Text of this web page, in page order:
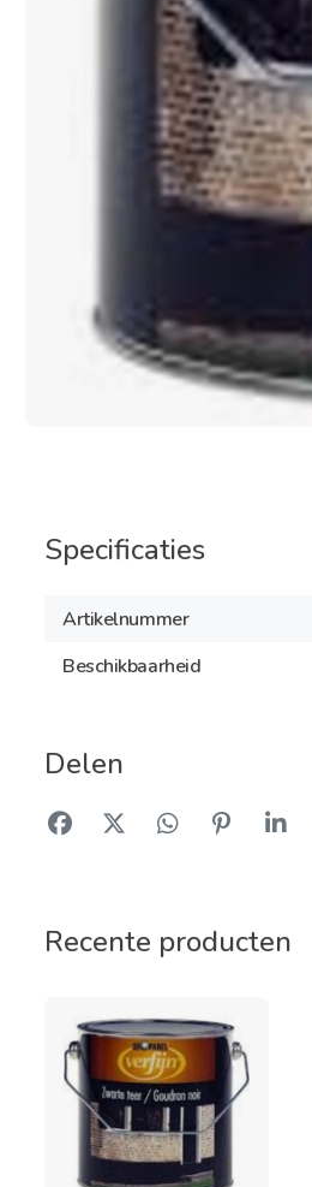
Specificaties
Artikelnummer
Beschikbaarheid
Delen
Recente producten